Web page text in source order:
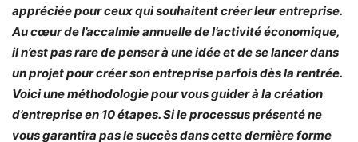
appréciée pour ceux qui souhaitent créer leur entreprise.
Au cœur de l’accalmie annuelle de l’activité économique,
il n’est pas rare de penser à une idée et de se lancer dans
un projet pour créer son entreprise parfois dès la rentrée.
Voici une méthodologie pour vous guider à la création
d’entreprise en 10 étapes. Si le processus présenté ne
vous garantira pas le succès dans cette dernière forme